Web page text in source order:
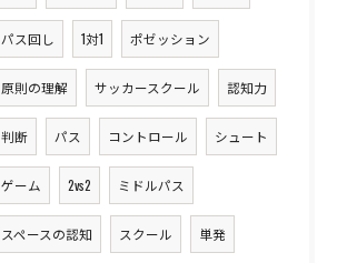
パス回し 1対1 ポゼッション
原則の理解 サッカースクール 認知力
判断 パス コントロール シュート
ゲーム 2vs2 ミドルパス
スペースの認知 スクール 単発